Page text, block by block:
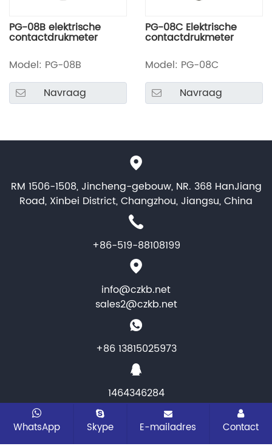
PG-08B elektrische
contactdrukmeter
Model: PG-08B
Navraag
PG-08C Elektrische
contactdrukmeter
Model: PG-08C
Navraag
RM 1506-1508, Jincheng-gebouw, NR. 368 HanJiang
Road, Xinbei District, Changzhou, Jiangsu, China
+86-519-88108199
info@czkb.net
sales2@czkb.net
+86 13815025973
1464346284
CopyRight © 2025 Changzhou KB Instruments &
Meter co.,ltd. Alle rechten
WhatsApp Skype E-mailadres Contact